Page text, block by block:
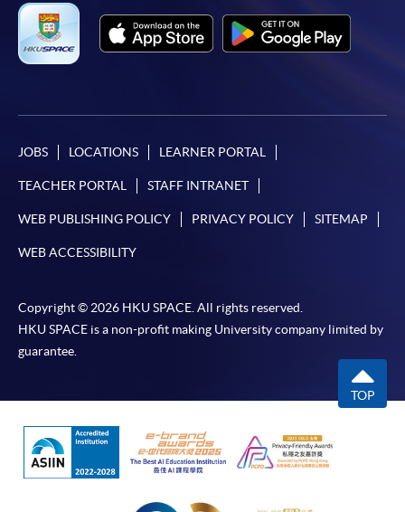
課程/科目報名注意事項:
選用網上報名服務必須在已接駁互聯網及支援
Google Chrome瀏覽器。
申請人不應閒置申請超過10分鐘。否則，申請人
必須重新開始整個申請程序。
網上報名只支援「提早報讀優惠」。如需享用其他
報讀優惠，請親臨學院的報名中心報名。
在網上報名過程中，由於提交課程申請和付款在系
快與 閣下聯絡。
申請人應注意，不論親身或網上報讀，相同的課
在網上報名過程中，付款成功後，網頁將顯示付款
子郵件帳戶。請保留確定回條作日後查詢用途。
除特殊情況(例如課程因報名人數不足而被取消)及
JOBS LOCATIONS LEARNER PORTAL
TEACHER PORTAL STAFF INTRANET
WEB PUBLISHING POLICY PRIVACY POLICY SITEMAP
WEB ACCESSIBILITY
Copyright © 2026 HKU SPACE. All rights reserved.
HKU SPACE is a non-profit making University company limited by
guarantee.
TOP